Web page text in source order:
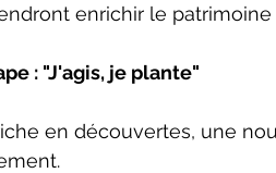
enrichir le patrimoine
: "J'agis, je plante"
en découvertes, une